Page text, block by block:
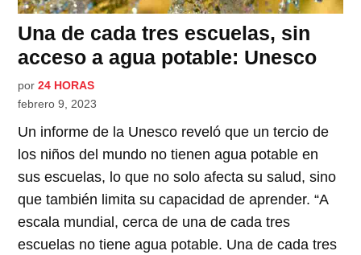
Una de cada tres escuelas, sin
acceso a agua potable: Unesco
por 24 HORAS
febrero 9, 2023
Un informe de la Unesco reveló que un tercio de
los niños del mundo no tienen agua potable en
sus escuelas, lo que no solo afecta su salud, sino
que también limita su capacidad de aprender. “A
escala mundial, cerca de una de cada tres
escuelas no tiene agua potable. Una de cada tres